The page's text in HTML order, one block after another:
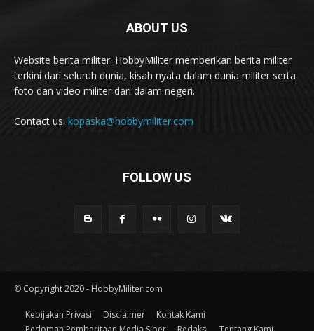
ABOUT US
Website berita militer. HobbyMiliter memberikan berita militer
terkini dari seluruh dunia, kisah nyata dalam dunia militer serta
foto dan video militer dari dalam negeri.
Contact us: kopaska@hobbymiliter.com
FOLLOW US
© Copyright 2020 - HobbyMiliter.com
Kebijakan Privasi Disclaimer
Kontak Kami